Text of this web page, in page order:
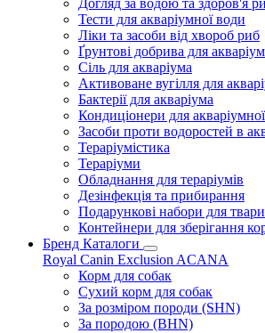
Догляд за водою та здоров'я
Тести для акваріумної води
Ліки та засоби від хвороб риб
Ґрунтові добрива для
Сіль для акваріума
Активоване вугілля для
Бактерії для акваріума
Кондиціонери для
Засоби проти водоростей в
Тераріумістика
Тераріуми
Обладнання для тераріумів
Дезінфекція та прибирання
Подарункові набори для
Контейнери для зберігання
Бренд Каталоги
Royal Canin Exclusion ACANA
Корм для собак
Сухий корм для собак
За розміром породи (SHN)
За породою (BHN)